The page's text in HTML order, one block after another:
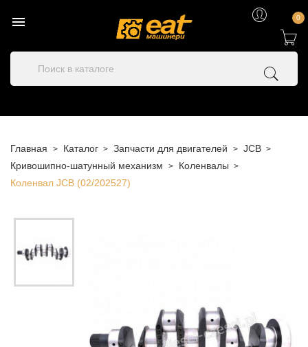
 0
Главная Каталог Запчасти для двигателей
JCB
Кривошипно-шатунный механизм
Коленвалы
Коленвал JCB (02/202527)